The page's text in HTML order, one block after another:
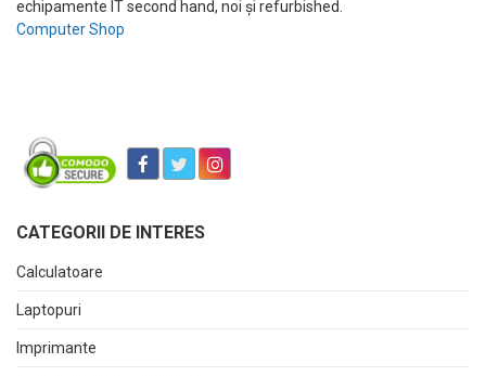
echipamente IT second hand, noi și refurbished.
Computer Shop
CATEGORII DE INTERES
Calculatoare
Laptopuri
Imprimante